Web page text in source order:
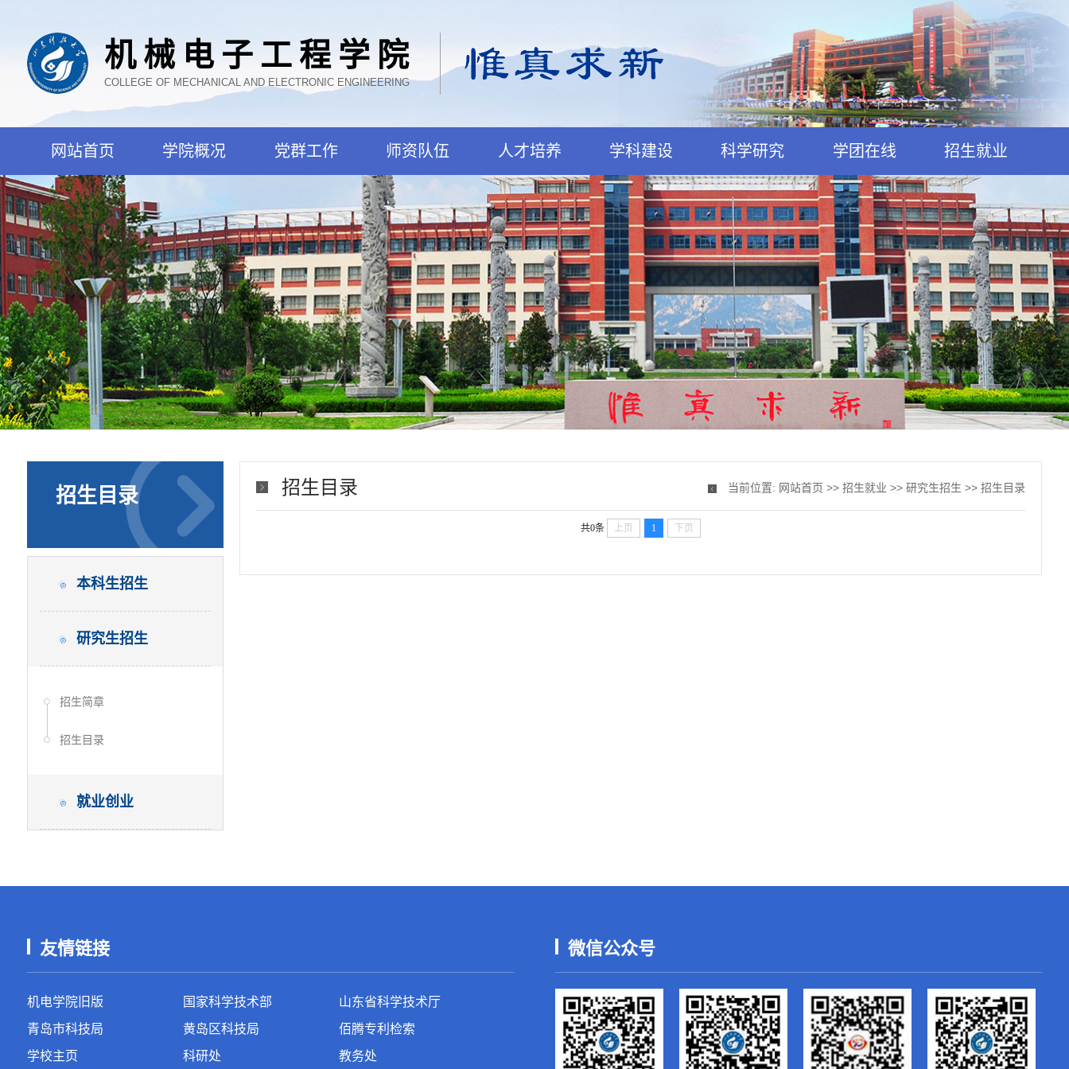
机械电子工程学院
COLLEGE OF MECHANICAL AND ELECTRONIC ENGINEERING
网站首页 学院概况 党群工作 师资队伍 人才培养 学科建设 科学研究 学团在线 招生就业
招生目录
本科生招生
研究生招生
招生简章
招生目录
就业创业
招生目录 当前位置: 网站首页 >>招生就业 >>研究生招生 >>招生目录
共0条 上页 1 下页
友情链接
机电学院旧版 国家科学技术部
山东省科学技术厅
青岛市科技局
黄岛区科技局
佰腾专利检索
学校主页
科研处 教务处
微信公众号